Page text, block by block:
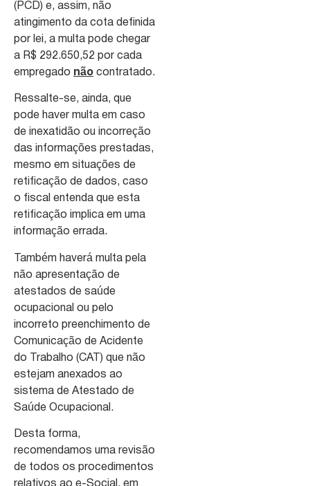
(PCD) e, assim, não
atingimento da cota definida
por lei, a multa pode chegar
a R$ 292.650,52 por cada
empregado não contratado.
Ressalte-se, ainda, que
pode haver multa em caso
de inexatidão ou incorreção
das informações prestadas,
mesmo em situações de
retificação de dados, caso
o fiscal entenda que esta
retificação implica em uma
informação errada.
Também haverá multa pela
não apresentação de
atestados de saúde
ocupacional ou pelo
incorreto preenchimento de
Comunicação de Acidente
do Trabalho (CAT) que não
estejam anexados ao
sistema de Atestado de
Saúde Ocupacional.
Desta forma,
recomendamos uma revisão
de todos os procedimentos
relativos ao e-Social, em